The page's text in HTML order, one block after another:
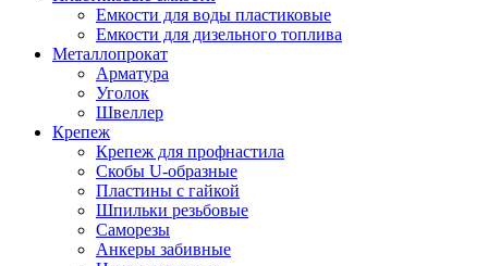
Емкости для воды пластиковые
Емкости для дизельного топлива
Металлопрокат
Арматура
Уголок
Швеллер
Крепеж
Крепеж для профнастила
Скобы U-образные
Пластины с гайкой
Шпильки резьбовые
Саморезы
Анкеры забивные